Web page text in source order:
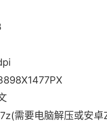
需要电脑解压或安